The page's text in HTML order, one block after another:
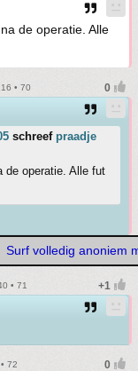
de operatie. Alle
• 70
schreef praadje
de operatie. Alle fut
Surf volledig anoniem
• 71
72